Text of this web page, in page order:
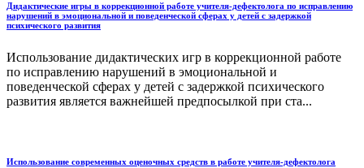
Дидактические игры в коррекционной работе учителя-дефектолога по исправлению
нарушений в эмоциональной и поведенческой сферах у детей с задержкой
психического развития
Использование дидактических игр в коррекционной работе
по исправлению нарушений в эмоциональной и
поведенческой сферах у детей с задержкой психического
развития является важнейшей предпосылкой при ста...
Использование современных оценочных средств в работе учителя-дефектолога